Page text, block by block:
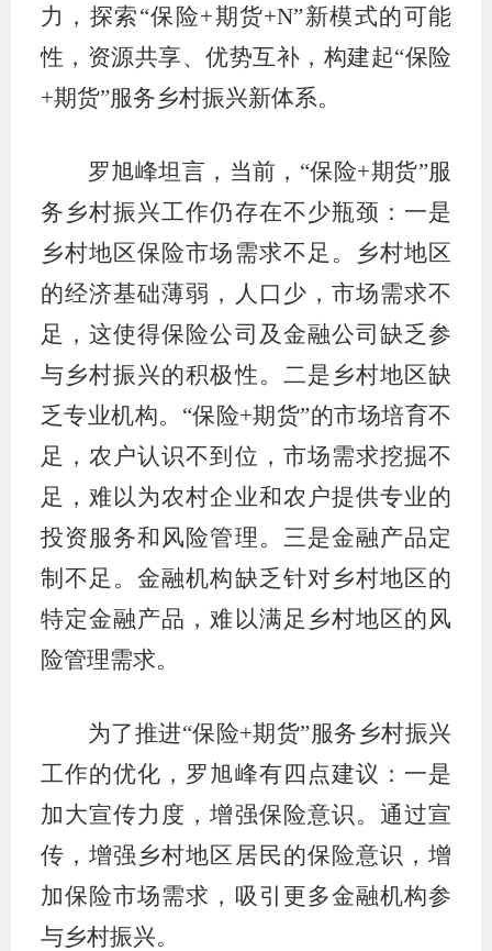
力，探索“保险+期货+N”新模式的可能
性，资源共享、优势互补，构建起“保险
+期货”服务乡村振兴新体系。
罗旭峰坦言，当前，“保险+期货”服
务乡村振兴工作仍存在不少瓶颈：一是
乡村地区保险市场需求不足。乡村地区
的经济基础薄弱，人口少，市场需求不
足，这使得保险公司及金融公司缺乏参
与乡村振兴的积极性。二是乡村地区缺
乏专业机构。“保险+期货”的市场培育不
足，农户认识不到位，市场需求挖掘不
足，难以为农村企业和农户提供专业的
投资服务和风险管理。三是金融产品定
制不足。金融机构缺乏针对乡村地区的
特定金融产品，难以满足乡村地区的风
险管理需求。
为了推进“保险+期货”服务乡村振兴
工作的优化，罗旭峰有四点建议：一是
加大宣传力度，增强保险意识。通过宣
传，增强乡村地区居民的保险意识，增
加保险市场需求，吸引更多金融机构参
与乡村振兴。